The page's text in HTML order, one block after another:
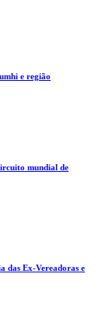
e região
mundial de
das Ex-Vereadoras e